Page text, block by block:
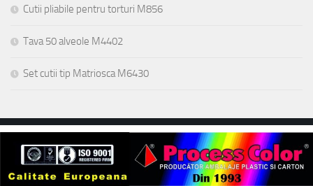
Cutii pliabile pentru torturi M856
Tava 50 alveole M4402
Set cutii tip Matriosca M6430